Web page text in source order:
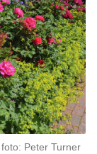
foto: Peter Turner